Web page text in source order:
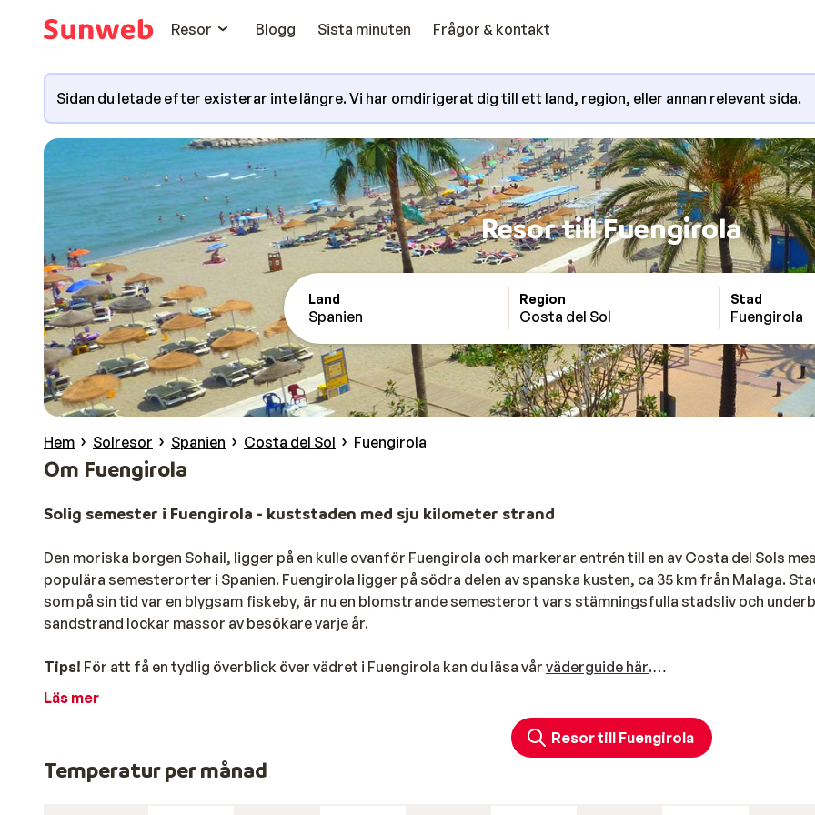
Resor
Blogg Sista minuten Frågor & kontakt
Sidan du letade efter existerar inte längre. Vi har omdirigerat dig till ett land, region, eller annan relevant sida.
Resor till Fuengirola
Land
Spanien
Region
Costa del Sol
Stad
Fuengirola
Hem Solresor Spanien Costa del Sol Fuengirola
Om Fuengirola
Solig semester i Fuengirola - kuststaden med sju kilometer strand
Den moriska borgen Sohail, ligger på en kulle ovanför Fuengirola och markerar entrén till en av Costa del Sols
populära semesterorter i Spanien. Fuengirola ligger på södra delen av spanska kusten, ca 35 km från Malaga.
som på sin tid var en blygsam fiskeby, är nu en blomstrande semesterort vars stämningsfulla stadsliv och
sandstrand lockar massor av besökare varje år.
Tips! För att få en tydlig överblick över vädret i Fuengirola kan du läsa vår väderguide här.
Över hela staden möts du av mysiga torg med kaféer och restauranger, och i de smala gatorna kan du utforska
stadens butiker. Här kan du köpa allt från internationella varumärken till lokala delikatesser. Det rekommenderas
också att besöka stadens marknad som hålls varje tisdag. Fuengirola erbjuder många mysiga familjeaktiviteter.
Läs mer
Resor till Fuengirola
Temperatur per månad